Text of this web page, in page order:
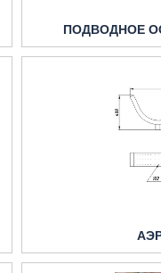
ПОДВОДНОЕ